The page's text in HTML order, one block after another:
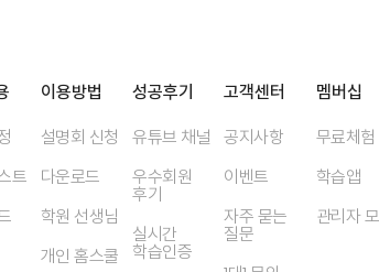
트
이용방법
설명회 신청
다운로드
학원 선생님
개인 홈스쿨
성공후기
유튜브 채널
우수회원
후기
실시간
학습인증
고객센터
공지사항
이벤트
자주 묻는
질문
멤버십
무료체험
학습앱
관리자